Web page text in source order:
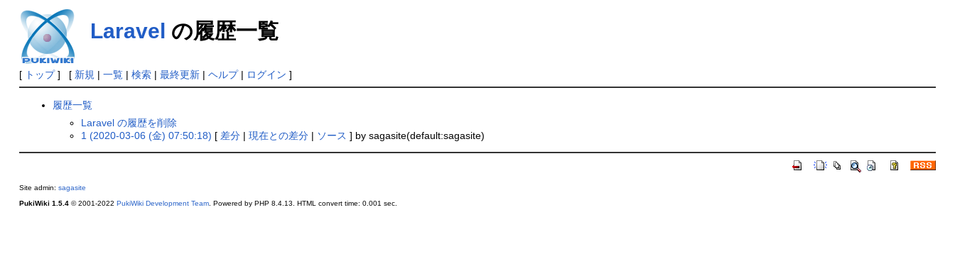
Laravel の履歴一覧
[ トップ] [ 新規 | 一覧| 検索| 最終更新| ヘルプ| ログイン ]
履歴一覧
Laravel の履歴を削除
1 (2020-03-06 (金) 07:50:18) [ 差分 |現在との差分 | ソース ] by sagasite(default:sagasite)
Site admin: sagasite
PukiWiki 1.5.4© 2001-2022 PukiWiki Development Team. Powered by PHP 8.4.13. HTML convert time: 0.001 sec.